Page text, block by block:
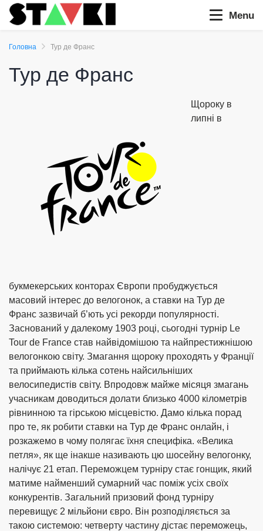
Menu
Головна Тур де Франс
Тур де Франс
Щороку в
липні в
букмекерських конторах Європи пробуджується
масовий інтерес до велогонок, а ставки на Тур де
Франс зазвичай б’ють усі рекорди популярності.
Заснований у далекому 1903 році, сьогодні турнір Le
Tour de France став найвідомішою та найпрестижнішою
велогонкою світу. Змагання щороку проходять у Франції
та приймають кілька сотень найсильніших
велосипедистів світу. Впродовж майже місяця змагань
учасникам доводиться долати близько 4000 кілометрів
рівнинною та гірською місцевістю. Дамо кілька порад
про те, як робити ставки на Тур де Франс онлайн, і
розкажемо в чому полягає їхня специфіка. «Велика
петля», як ще інакше називають цю шосейну велогонку,
налічує 21 етап. Переможцем турніру стає гонщик, який
матиме найменший сумарний час поміж усіх своїх
конкурентів. Загальний призовий фонд турніру
перевищує 2 мільйони євро. Він розподіляється за
такою системою: четверту частину дістає переможець,